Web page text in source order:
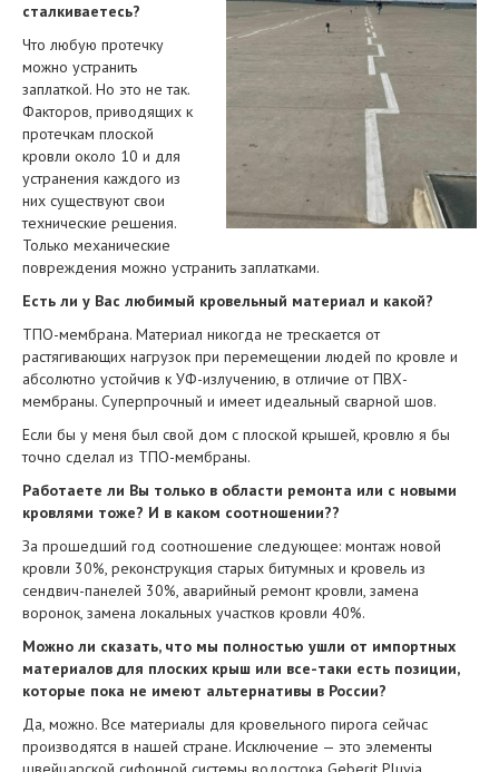
сталкиваетесь?
Что любую протечку
можно устранить
заплаткой. Но это не так.
Факторов, приводящих к
протечкам плоской
кровли около 10 и для
устранения каждого из
них существуют свои
технические решения.
Только механические
повреждения можно устранить заплатками.
Есть ли у Вас любимый кровельный материал и какой?
ТПО-мембрана. Материал никогда не трескается от
растягивающих нагрузок при перемещении людей по кровле и
абсолютно устойчив к УФ-излучению, в отличие от ПВХ-
мембраны. Суперпрочный и имеет идеальный сварной шов.
Если бы у меня был свой дом с плоской крышей, кровлю я бы
точно сделал из ТПО-мембраны.
Работаете ли Вы только в области ремонта или с новыми
кровлями тоже? И в каком соотношении??
За прошедший год соотношение следующее: монтаж новой
кровли 30%, реконструкция старых битумных и кровель из
сендвич-панелей 30%, аварийный ремонт кровли, замена
воронок, замена локальных участков кровли 40%.
Можно ли сказать, что мы полностью ушли от импортных
материалов для плоских крыш или все-таки есть позиции,
которые пока не имеют альтернативы в России?
Да, можно. Все материалы для кровельного пирога сейчас
производятся в нашей стране. Исключение — это элементы